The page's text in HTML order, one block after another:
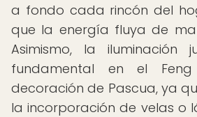
a fondo cada rincón del
que la energía fluya de
Asimismo, la iluminación
fundamental en el
decoración de Pascua, ya
la incorporación de velas o